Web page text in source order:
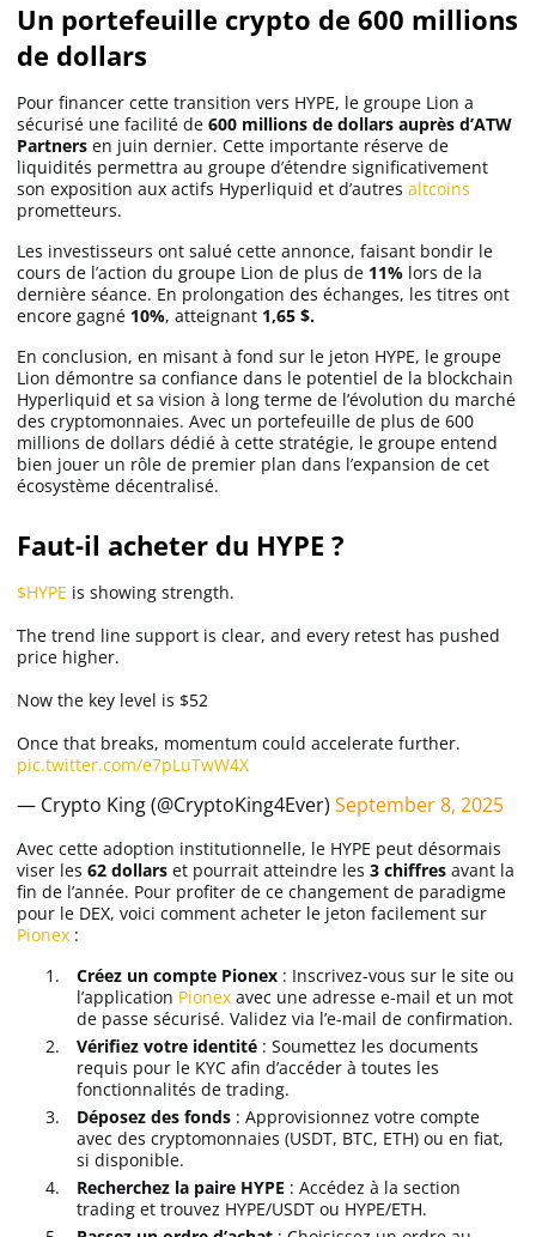
Un portefeuille crypto de 600 millions
de dollars
Pour financer cette transition vers HYPE, le groupe Lion a
sécurisé une facilité de 600 millions de dollars auprès d’ATW
Partners en juin dernier. Cette importante réserve de
liquidités permettra au groupe d’étendre significativement
son exposition aux actifs Hyperliquid et d’autres altcoins
prometteurs.
Les investisseurs ont salué cette annonce, faisant bondir le
cours de l’action du groupe Lion de plus de 11% lors de la
dernière séance. En prolongation des échanges, les titres ont
encore gagné 10%, atteignant 1,65 $.
En conclusion, en misant à fond sur le jeton HYPE, le groupe
Lion démontre sa confiance dans le potentiel de la blockchain
Hyperliquid et sa vision à long terme de l’évolution du marché
des cryptomonnaies. Avec un portefeuille de plus de 600
millions de dollars dédié à cette stratégie, le groupe entend
bien jouer un rôle de premier plan dans l’expansion de cet
écosystème décentralisé.
Faut-il acheter du HYPE ?
$HYPE is showing strength.
The trend line support is clear, and every retest has pushed
price higher.
Now the key level is $52
Once that breaks, momentum could accelerate further.
pic.twitter.com/e7pLuTwW4X
— Crypto King (@CryptoKing4Ever) September 8, 2025
Avec cette adoption institutionnelle, le HYPE peut désormais
viser les 62 dollars et pourrait atteindre les 3 chiffres avant la
fin de l’année. Pour profiter de ce changement de paradigme
pour le DEX, voici comment acheter le jeton facilement sur
Pionex :
Créez un compte Pionex : Inscrivez-vous sur le site ou
l’application Pionex avec une adresse e-mail et un mot
de passe sécurisé. Validez via l’e-mail de confirmation.
Vérifiez votre identité : Soumettez les documents
requis pour le KYC afin d’accéder à toutes les
fonctionnalités de trading.
Déposez des fonds : Approvisionnez votre compte
avec des cryptomonnaies (USDT, BTC, ETH) ou en fiat,
si disponible.
Recherchez la paire HYPE : Accédez à la section
trading et trouvez HYPE/USDT ou HYPE/ETH.